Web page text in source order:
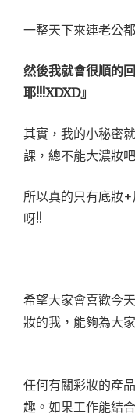
一整天下來連老公
然後我就會很順的
耶!!!XDXD』
其實，我的小秘密
課，總不能大濃妝吧
所以真的只有底妝
呀!!
希望大家會喜歡今
妝的我，能夠為大
任何有關彩妝的產
趣。如果工作能結